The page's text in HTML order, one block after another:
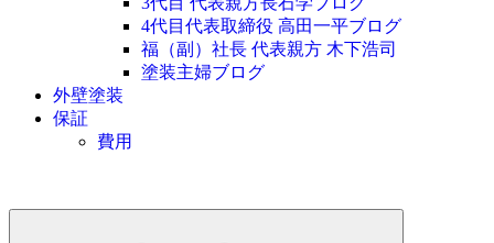
4代目代表取締役 高田一平ブログ
福（副）社長 代表親方 木下浩司
塗装主婦ブログ
外壁塗装
保証
費用